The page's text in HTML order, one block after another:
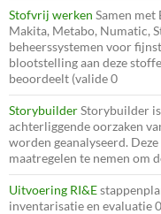
Stofvrij werken Samen
Makita, Metabo, Numatic,
beheerssystemen voor
blootstelling aan deze
beoordeelt (valide 0
StorybuilderStorybuilder
achterliggende oorzaken
worden geanalyseerd.
maatregelen te nemen om
Uitvoering RI&E
inventarisatie en evaluatie 0